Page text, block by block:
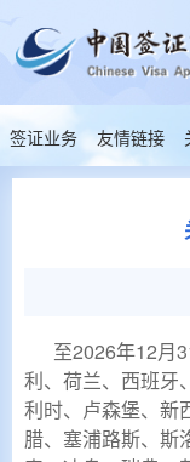
签证业务 友情链接
至2026年12月
利、荷兰、西班牙
利时、卢森堡、新
腊、塞浦路斯、斯